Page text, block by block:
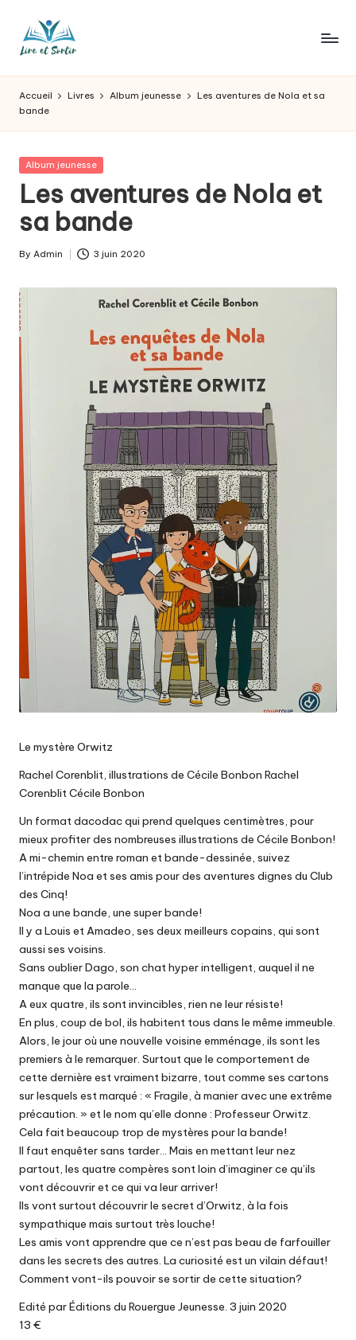
L
ir
e
e
t
s
o
r
t
ir
pour
goûts,
des
sorties
pour
tous
les
Accueil Livres Album jeunesse
Les aventures de Nola et sa
bande
Posted
Album jeunesse
Les aventures de Nola et
sa bande
Posted
By Admin 3 juin 2020
Le mystère Orwitz
Rachel Corenblit, illustrations de Cécile Bonbon Rachel
Corenblit Cécile Bonbon
Un format dacodac qui prend quelques centimètres, pour
mieux profiter des nombreuses illustrations de Cécile Bonbon!
A mi-chemin entre roman et bande-dessinée, suivez
l’intrépide Noa et ses amis pour des aventures dignes du Club
des Cinq!
Noa a une bande, une super bande!
Il y a Louis et Amadeo, ses deux meilleurs copains, qui sont
aussi ses voisins.
Sans oublier Dago, son chat hyper intelligent, auquel il ne
manque que la parole…
A eux quatre, ils sont invincibles, rien ne leur résiste!
En plus, coup de bol, ils habitent tous dans le même immeuble.
Alors, le jour où une nouvelle voisine emménage, ils sont les
premiers à le remarquer. Surtout que le comportement de
cette dernière est vraiment bizarre, tout comme ses cartons
sur lesquels est marqué : « Fragile, à manier avec une extrême
précaution. » et le nom qu’elle donne : Professeur Orwitz.
Cela fait beaucoup trop de mystères pour la bande!
Il faut enquêter sans tarder… Mais en mettant leur nez
partout, les quatre compères sont loin d’imaginer ce qu’ils
vont découvrir et ce qui va leur arriver!
Ils vont surtout découvrir le secret d’Orwitz, à la fois
sympathique mais surtout très louche!
Les amis vont apprendre que ce n’est pas beau de farfouiller
dans les secrets des autres. La curiosité est un vilain défaut!
Comment vont-ils pouvoir se sortir de cette situation?
Edité par Éditions du Rouergue Jeunesse. 3 juin 2020
13 €